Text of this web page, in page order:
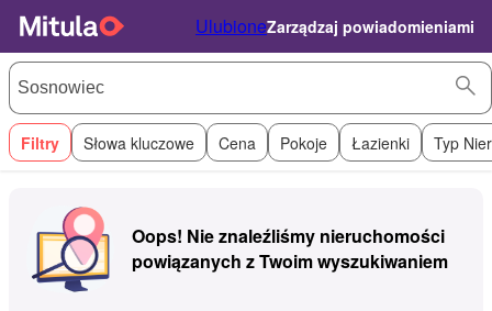
UlubioneZarządzaj powiadomieniami
Filtry Słowa kluczowe Cena Pokoje Łazienki Typ
Oops! Nie znaleźliśmy nieruchomości
powiązanych z Twoim wyszukiwaniem